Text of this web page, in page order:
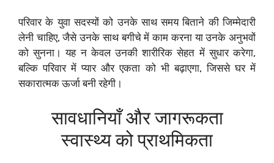
परिवार के युवा सदस्यों को उनके साथ समय बिताने की जिम्मेदारी
लेनी चाहिए, जैसे उनके साथ बगीचे में काम करना या उनके अनुभवों
को सुनना। यह न केवल उनकी शारीरिक सेहत में सुधार करेगा,
बल्कि परिवार में प्यार और एकता को भी बढ़ाएगा, जिससे घर में
सकारात्मक ऊर्जा बनी रहेगी।
सावधानियाँ और जागरूकता
स्वास्थ्य को प्राथमिकता